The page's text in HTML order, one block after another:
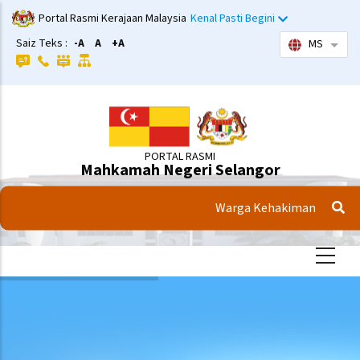
Langkau
ke
kandungan
utama
Portal Rasmi Kerajaan Malaysia Kenal Pasti Begini
Saiz Teks : -A A +A MS
PORTAL RASMI
Mahkamah Negeri Selangor
Warga Kehakiman